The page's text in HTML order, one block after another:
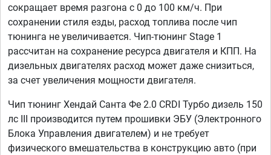
сокращает время разгона с 0 до 100 км/ч. При
сохранении стиля езды, расход топлива после чип
тюнинга не увеличивается. Чип-тюнинг Stage 1
рассчитан на сохранение ресурса двигателя и КПП. На
дизельных двигателях расход может даже снизиться,
за счет увеличения мощности двигателя.
Чип тюнинг Хендай Санта Фе 2.0 CRDI Турбо дизель 150
лс III производится путем прошивки ЭБУ (Электронного
Блока Управления двигателем) и не требует
физического вмешательства в конструкцию авто (при